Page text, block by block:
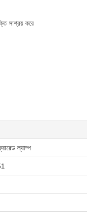
সাশ্রয় করে
ল্যাম্প